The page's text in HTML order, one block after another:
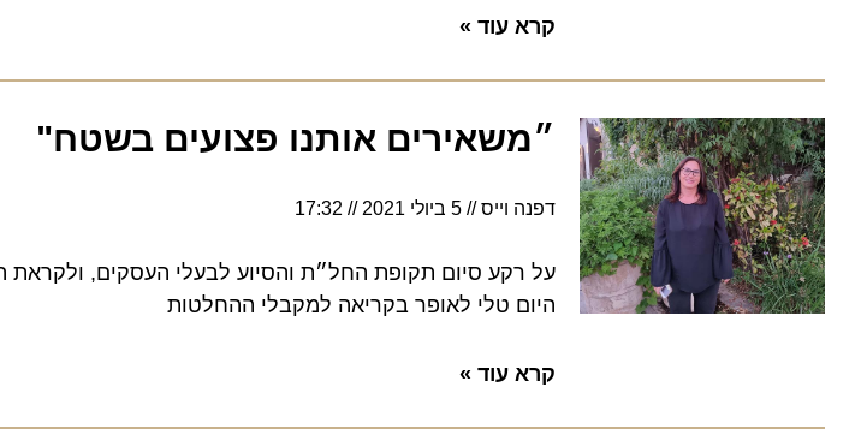
קרא עוד »
״משאירים אותנו פצועים בשטח"
דפנה וייס 5 ביולי 2021 17:32
על רקע סיום תקופת החל״ת והסיוע לבעלי העסקים, ולקראת
היום טלי לאופר בקריאה למקבלי ההחלטות
קרא עוד »